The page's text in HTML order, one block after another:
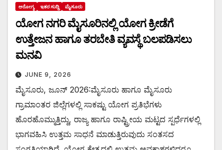
ಆರೋಗ್ಯ ಇತರ ಸುದ್ದಿ ಮೈಸೂರು
ಯೋಗ ನಗರಿ ಮೈಸೂರಿನಲ್ಲಿ ಯೋಗ ಕ್ರೀಡೆಗೆ
ಉತ್ತೇಜನ ಹಾಗೂ ತರಬೇತಿ ವ್ಯವಸ್ಥೆ ಬಲಪಡಿಸಲು
ಮನವಿ
JUNE 9, 2026
ಮೈಸೂರು, ಜೂನ್ 2026:ಮೈಸೂರು ಹಾಗೂ ಮೈಸೂರು
ಗ್ರಾಮಾಂತರ ಜಿಲ್ಲೆಗಳಲ್ಲಿ ಸಾಕಷ್ಟು ಯೋಗ ಪ್ರತಿಭೆಗಳು
ಹೊರಹೊಮ್ಮುತ್ತಿದ್ದು, ರಾಜ್ಯ ಹಾಗೂ ರಾಷ್ಟ್ರೀಯ ಮಟ್ಟದ ಸ್ಪರ್ಧೆಗಳಲ್ಲಿ
ಭಾಗವಹಿಸಿ ಉತ್ತಮ ಸಾಧನೆ ಮಾಡುತ್ತಿರುವುದು ಸಂತಸದ